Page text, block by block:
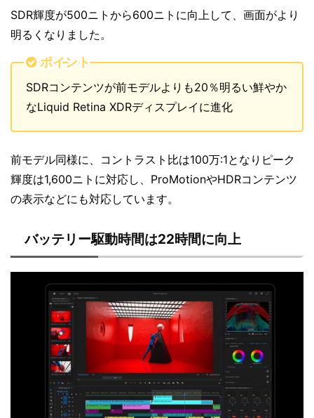
SDR輝度が500ニトから600ニトに向上して、画面がより
明るくなりました。
ポイント
SDRコンテンツが前モデルよりも20％明るい鮮やか
なLiquid Retina XDRディスプレイに進化
前モデル同様に、コントラスト比は100万:1となりピーク
輝度は1,600ニトに対応し、ProMotionやHDRコンテンツ
の表示などにも対応しています。
バッテリー駆動時間は22時間に向上